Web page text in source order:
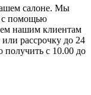
салоне. Мы
с помощью
нашим клиентам
рассрочку до 24
с 10.00 до